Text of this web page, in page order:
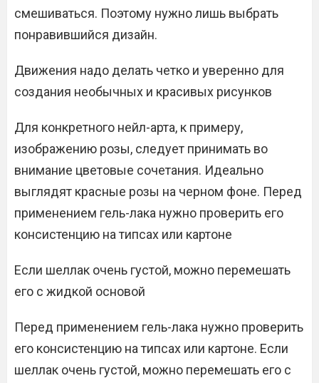
смешиваться. Поэтому нужно лишь выбрать
понравившийся дизайн.
Движения надо делать четко и уверенно для
создания необычных и красивых рисунков
Для конкретного нейл-арта, к примеру,
изображению розы, следует принимать во
внимание цветовые сочетания. Идеально
выглядят красные розы на черном фоне. Перед
применением гель-лака нужно проверить его
консистенцию на типсах или картоне
Если шеллак очень густой, можно перемешать
его с жидкой основой
Перед применением гель-лака нужно проверить
его консистенцию на типсах или картоне. Если
шеллак очень густой, можно перемешать его с